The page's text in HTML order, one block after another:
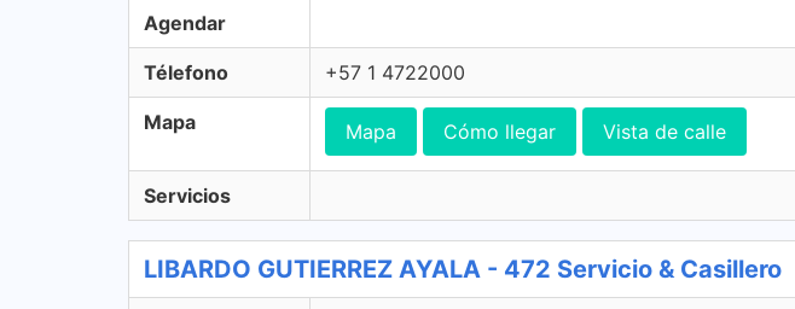
Agendar
Télefono +57 1 4722000
Mapa Mapa Cómo llegar Vista de calle
Servicios
LIBARDO GUTIERREZ AYALA - 472 Servicio & Casillero